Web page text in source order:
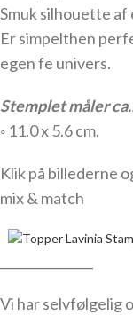
Smuk silhouette
Er simpelthen
egen fe univers.
Stemplet måler
◦ 11.0 x 5.6 cm.
Klik på billederne
mix & match
Vi har selvfølgelig